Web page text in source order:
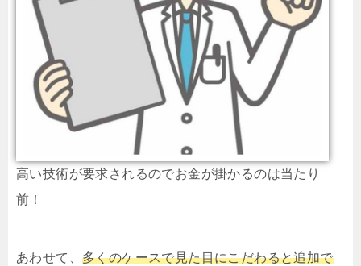
高い技術が要求されるのでお金が掛かるのは当たり
前！
あわせて、 多くのケースで見た目にこだわると追加で